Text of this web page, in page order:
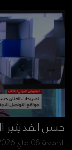
حسن الفد
الجمعة 08 ماي 2026